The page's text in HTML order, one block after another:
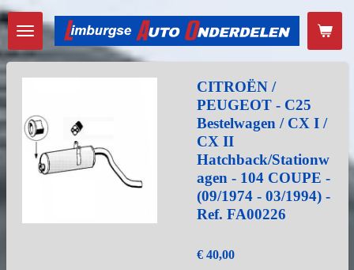
Ga
direct
naar
de
hoofdinhoud
CITROËN /
PEUGEOT - C25
Bestelwagen / CX I /
CX II
Hatchback/Stationw
agen - 104 COUPE -
(09/1974 - 03/1994) -
Ref. FA00226
€ 40,00